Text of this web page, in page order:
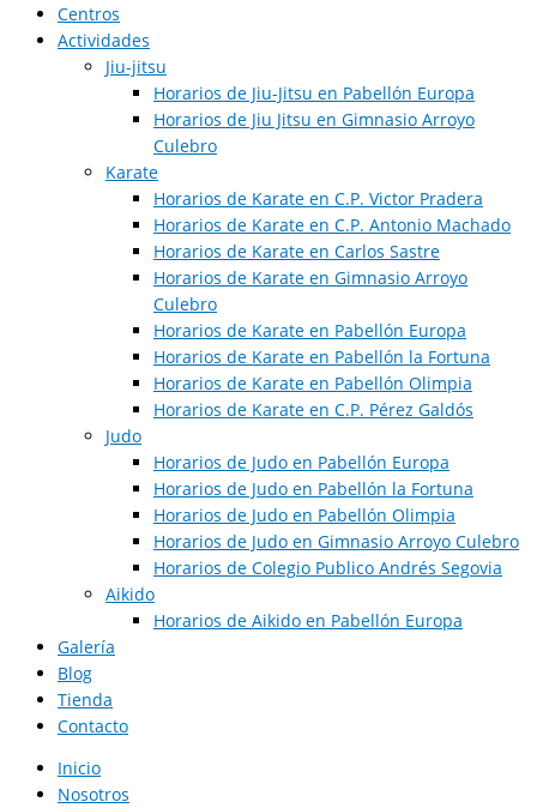
Centros
Actividades
Jiu-jitsu
Horarios de Jiu-Jitsu en Pabellón Europa
Horarios de Jiu Jitsu en Gimnasio Arroyo
Culebro
Karate
Horarios de Karate en C.P. Victor Pradera
Horarios de Karate en C.P. Antonio Machado
Horarios de Karate en Carlos Sastre
Horarios de Karate en Gimnasio Arroyo
Culebro
Horarios de Karate en Pabellón Europa
Horarios de Karate en Pabellón la Fortuna
Horarios de Karate en Pabellón Olimpia
Horarios de Karate en C.P. Pérez Galdós
Judo
Horarios de Judo en Pabellón Europa​
Horarios de Judo en Pabellón la Fortuna
Horarios de Judo en Pabellón Olimpia
Horarios de Judo en Gimnasio Arroyo Culebro
Horarios de Colegio Publico Andrés Segovia
Aikido
Horarios de Aikido en Pabellón Europa​
Galería
Blog
Tienda
Contacto
Inicio
Nosotros